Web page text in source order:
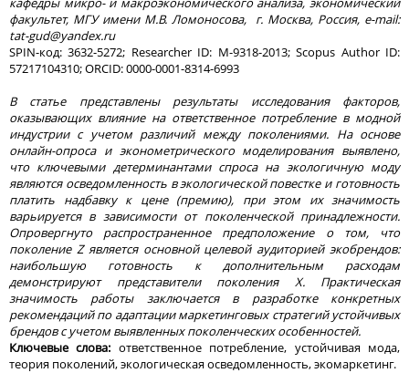
факультет, МГУ имени М.В. Ломоносова, г. Москва, Россия, e-mail:
tat-gud@yandex.ru
SPIN-код: 3632-5272; Researcher ID: M-9318-2013; Scopus Author ID:
57217104310; ORCID: 0000-0001-8314-6993
В статье представлены результаты исследования факторов,
оказывающих влияние на ответственное потребление в модной
индустрии с учетом различий между поколениями. На основе
онлайн-опроса и эконометрического моделирования выявлено,
что ключевыми детерминантами спроса на экологичную моду
являются осведомленность в экологической повестке и готовность
платить надбавку к цене (премию), при этом их значимость
варьируется в зависимости от поколенческой принадлежности.
Опровергнуто распространенное предположение о том, что
поколение Zявляется основной целевой аудиторией экобрендов:
наибольшую готовность к дополнительным расходам
демонстрируют представители поколения X. Практическая
значимость работы заключается в разработке конкретных
рекомендаций по адаптации маркетинговых стратегий устойчивых
брендов с учетом выявленных поколенческих особенностей.
Ключевые слова: ответственное потребление, устойчивая мода,
теория поколений, экологическая осведомленность, экомаркетинг.